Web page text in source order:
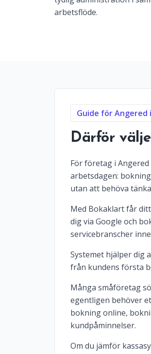
arbetsflöde.
Guide för Angered
Därför
För företag i
arbetsdagen:
utan att behöva
Med Bokaklart får
dig via Google och
servicebranscher
Systemet hjälper dig
från kundens första
Många småföretag
egentligen behöver
bokning online,
kundpåminnelser.
Om du jämför